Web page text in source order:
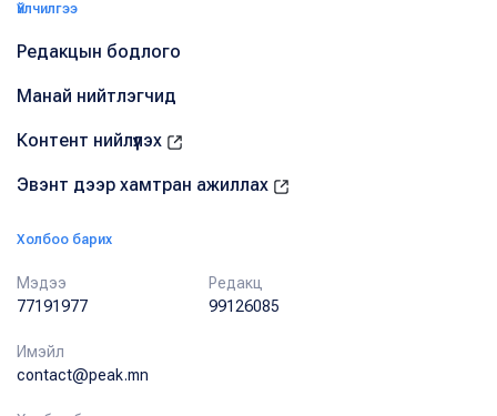
Үйлчилгээ
Редакцын бодлого
Манай нийтлэгчид
Контент нийлүүлэх
Эвэнт дээр хамтран ажиллах
Холбоо барих
Мэдээ
77191977
Редакц
99126085
Имэйл
contact@peak.mn